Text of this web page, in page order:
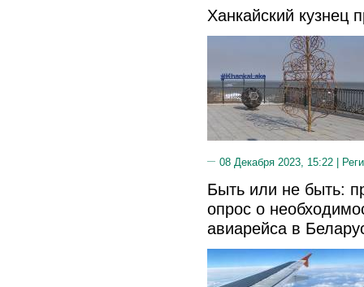
Ханкайский кузнец
08 Декабря 2023, 15:22 |
Быть или не быть:
опрос о
авиарейса в